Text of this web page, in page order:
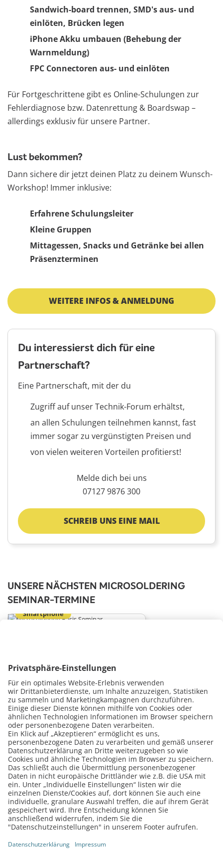
Sandwich-board trennen, SMD's aus- und
einlöten, Brücken legen
iPhone Akku umbauen (Behebung der
Warnmeldung)
FPC Connectoren aus- und einlöten
Für Fortgeschrittene gibt es Online-Schulungen zur
Fehlerdiagnose bzw. Datenrettung & Boardswap –
allerdings exklusiv für unsere Partner.
Lust bekommen?
Dann sichere dir jetzt deinen Platz zu deinem Wunsch-
Workshop! Immer inklusive:
Erfahrene Schulungsleiter
Kleine Gruppen
Mittagessen, Snacks und Getränke bei allen
Präsenzterminen
WEITERE INFOS & ANMELDUNG
Du interessierst dich für eine
Partnerschaft?
Eine Partnerschaft, mit der du
Zugriff auf unser Technik-Forum erhältst,
an allen Schulungen teilnehmen kannst, fast
immer sogar zu vergünstigten Preisen und
von vielen weiteren Vorteilen profitierst!
Melde dich bei uns
07127 9876 300
SCHREIB UNS EINE MAIL
UNSERE NÄCHSTEN MICROSOLDERING
SEMINAR-TERMINE
Smartphone
Workshop
Wir vermitteln dir die Smartphone
Standard-Reparaturen
Vangerow GmbH Reutlingen
ab 299,00 €